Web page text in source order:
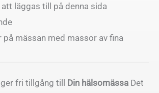
läggas till på denna sida
på mässan med massor av fina
fri tillgång till Din hälsomässa Det